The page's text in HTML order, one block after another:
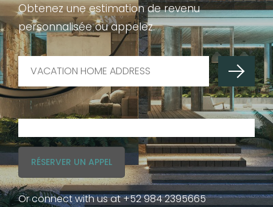
Obtenez une estimation de revenu
personnalisée ou appelez.
RÉSERVER UN APPEL
Or connect with us at+52 984 2395665